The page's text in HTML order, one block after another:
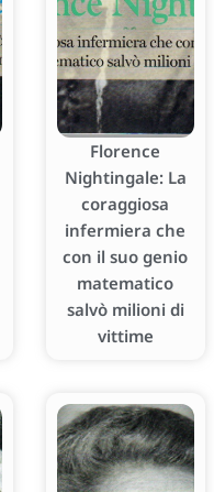
Florence
Nightingale: La
coraggiosa
infermiera che
con il suo genio
matematico
salvò milioni di
vittime